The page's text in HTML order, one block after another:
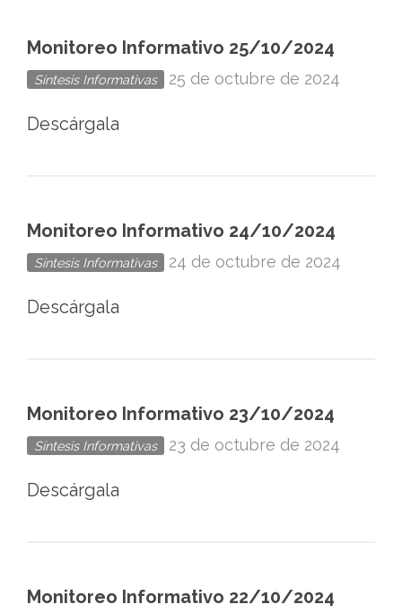
Monitoreo Informativo 25/10/2024
Síntesis Informativas 25 de octubre de 2024
Descárgala
Monitoreo Informativo 24/10/2024
Síntesis Informativas 24 de octubre de 2024
Descárgala
Monitoreo Informativo 23/10/2024
Síntesis Informativas 23 de octubre de 2024
Descárgala
Monitoreo Informativo 22/10/2024